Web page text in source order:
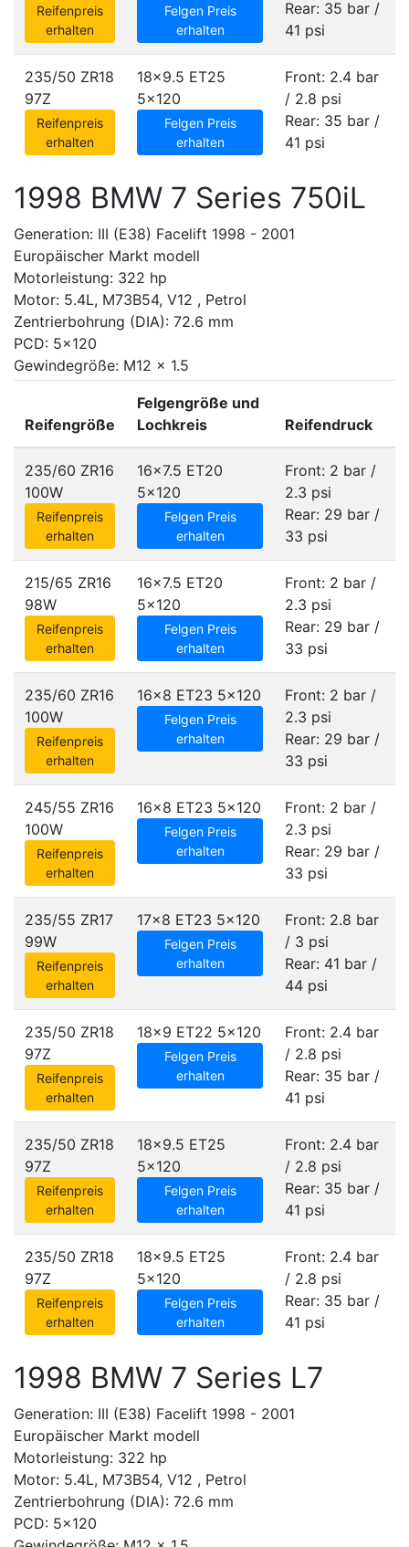
Reifenpreis
erhalten
Felgen Preis
erhalten
Rear: 35 bar /
41 psi
235/50 ZR18
97Z
Reifenpreis
erhalten
18x9.5 ET25
5x120
Felgen Preis
erhalten
Front: 2.4 bar
/ 2.8 psi
Rear: 35 bar /
41 psi
1998 BMW 7 Series 750iL
Generation: III (E38) Facelift 1998 - 2001
Europäischer Markt modell
Motorleistung: 322 hp
Motor: 5.4L, M73B54, V12 , Petrol
Zentrierbohrung (DIA): 72.6 mm
PCD: 5x120
Gewindegröße: M12 x 1.5
Reifengröße
Felgengröße und
Lochkreis
Reifendruck
235/60 ZR16
100W
Reifenpreis
erhalten
16x7.5 ET20
5x120
Felgen Preis
erhalten
Front: 2 bar /
2.3 psi
Rear: 29 bar /
33 psi
215/65 ZR16
98W
Reifenpreis
erhalten
16x7.5 ET20
5x120
Felgen Preis
erhalten
Front: 2 bar /
2.3 psi
Rear: 29 bar /
33 psi
235/60 ZR16
100W
Reifenpreis
erhalten
16x8 ET23 5x120
Felgen Preis
erhalten
Front: 2 bar /
2.3 psi
Rear: 29 bar /
33 psi
245/55 ZR16
100W
Reifenpreis
erhalten
16x8 ET23 5x120
Felgen Preis
erhalten
Front: 2 bar /
2.3 psi
Rear: 29 bar /
33 psi
235/55 ZR17
99W
Reifenpreis
erhalten
17x8 ET23 5x120
Felgen Preis
erhalten
Front: 2.8 bar
/ 3 psi
Rear: 41 bar /
44 psi
235/50 ZR18
97Z
Reifenpreis
erhalten
18x9 ET22 5x120
Felgen Preis
erhalten
Front: 2.4 bar
/ 2.8 psi
Rear: 35 bar /
41 psi
235/50 ZR18
97Z
Reifenpreis
erhalten
18x9.5 ET25
5x120
Felgen Preis
erhalten
Front: 2.4 bar
/ 2.8 psi
Rear: 35 bar /
41 psi
235/50 ZR18
97Z
Reifenpreis
erhalten
18x9.5 ET25
5x120
Felgen Preis
erhalten
Front: 2.4 bar
/ 2.8 psi
Rear: 35 bar /
41 psi
1998 BMW 7 Series L7
Generation: III (E38) Facelift 1998 - 2001
Europäischer Markt modell
Motorleistung: 322 hp
Motor: 5.4L, M73B54, V12 , Petrol
Zentrierbohrung (DIA): 72.6 mm
PCD: 5x120